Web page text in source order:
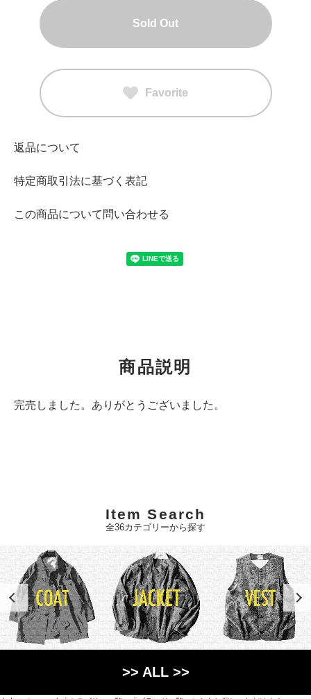
Sold Out
Favorite
返品について
特定商取引法に基づく表記
この商品について問い合わせる
商品説明
完売しました。ありがとうございました。
Item Search
全36カテゴリーから探す
>> ALL >>